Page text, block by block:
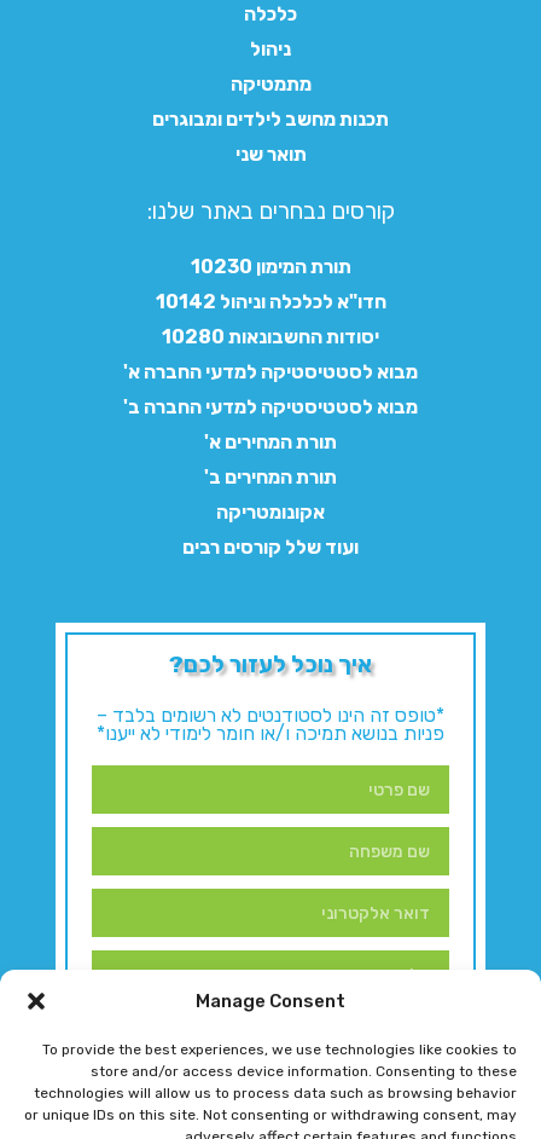
Manage Consent
To provide the best experiences, we use technologies like cookies to
store and/or access device information. Consenting to these
technologies will allow us to process data such as browsing behavior
or unique IDs on this site. Not consenting or withdrawing consent, may
כלכלה
ניהול
מתמטיקה
תכנות מחשב לילדים ומבוגרים
תואר שני
קורסים נבחרים באתר שלנו:​
תורת המימון 10230
חדו"א לכלכלה וניהול 10142
יסודות החשבונאות 10280
מבוא לסטטיסטיקה למדעי החברה א'
מבוא לסטטיסטיקה למדעי החברה ב'
תורת המחירים א'
תורת המחירים ב'
אקונומטריקה
ועוד שלל קורסים רבים
איך נוכל לעזור לכם?
*טופס זה הינו לסטודנטים לא רשומים בלבד –
פניות בנושא תמיכה ו/או חומר לימודי לא ייענו*